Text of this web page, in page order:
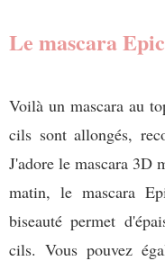
Le mascara
Voilà un mascara au
cils sont allongés,
J'adore le mascara 3D
matin, le mascara
biseauté permet
cils. Vous pouvez